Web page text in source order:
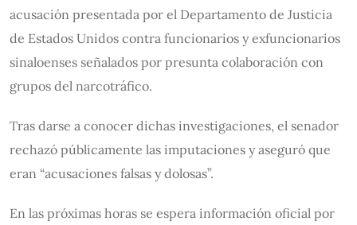
acusación presentada por el Departamento de Justicia
de Estados Unidos contra funcionarios y exfuncionarios
sinaloenses señalados por presunta colaboración con
grupos del narcotráfico.
Tras darse a conocer dichas investigaciones, el senador
rechazó públicamente las imputaciones y aseguró que
eran “acusaciones falsas y dolosas”.
En las próximas horas se espera información oficial por